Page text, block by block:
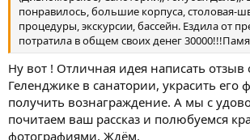
понравилось, большие корпуса, столовая-
процедуры, экскурсии, бассейн. Ездила от
потратила в общем своих денег
Ну вот ! Отличная идея написать
Геленджике в санатории, украсить его
получить вознаграждение. А мы с
почитаем ваш рассказ и полюбуемся
фотографиями. Ждём.